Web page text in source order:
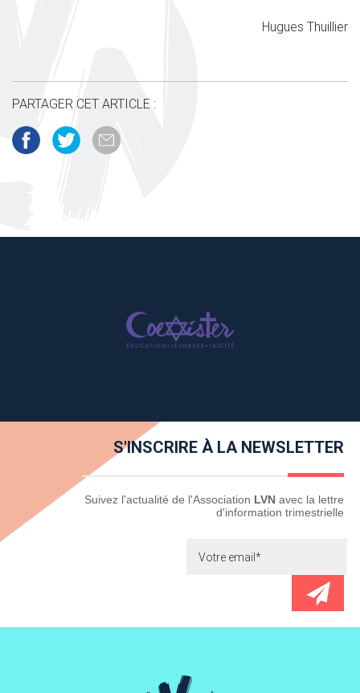
Hugues Thuillier
PARTAGER CET ARTICLE :
S'INSCRIRE À LA NEWSLETTER
Newsletter Suivez l'actualité de l'Association LVN avec la lettre
d'information trimestrielle